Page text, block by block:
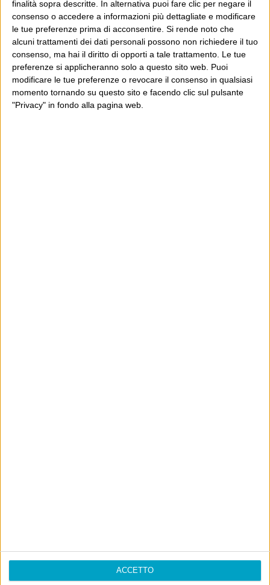
finalità sopra descritte. In alternativa puoi fare clic per negare il
consenso o accedere a informazioni più dettagliate e modificare
le tue preferenze prima di acconsentire. Si rende noto che
alcuni trattamenti dei dati personali possono non richiedere il tuo
consenso, ma hai il diritto di opporti a tale trattamento. Le tue
preferenze si applicheranno solo a questo sito web. Puoi
modificare le tue preferenze o revocare il consenso in qualsiasi
momento tornando su questo sito e facendo clic sul pulsante
"Privacy" in fondo alla pagina web.
ACCETTO